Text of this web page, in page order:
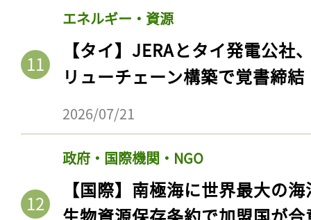
エネルギー・資源
【タイ】JERAとタイ発電公社
リューチェーン構築で覚書締結
2026/07/21
政府・国際機関・NGO
【国際】南極海に世界最大の